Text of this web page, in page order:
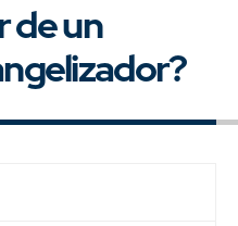
de un